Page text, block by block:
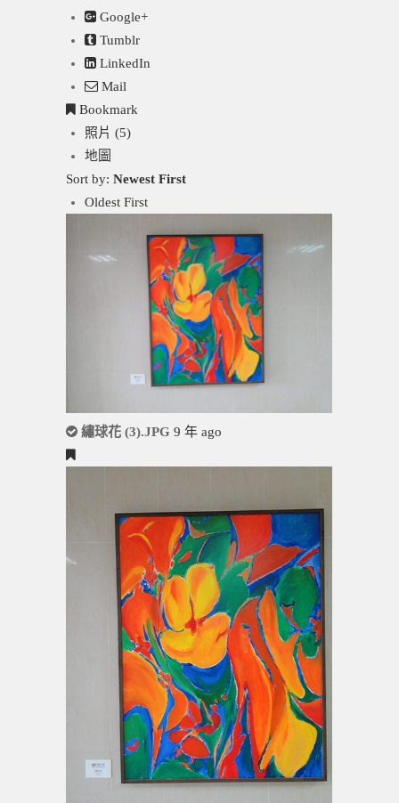
Google+
Tumblr
LinkedIn
Mail
Bookmark
照片 (5)
地圖
Sort by: Newest First
Oldest First
繡球花 (3).JPG 9 年 ago